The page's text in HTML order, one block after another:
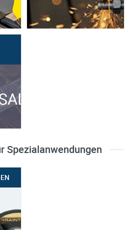
Spezialanwendungen